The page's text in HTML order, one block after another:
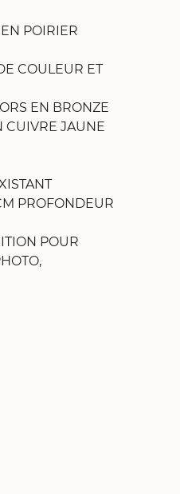
à tout moment
POIRIER
COULEUR ET
EN BRONZE
CUIVRE JAUNE
PROFONDEUR
POUR